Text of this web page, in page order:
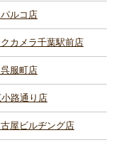
ルコ店
カメラ千葉駅前店
服町店
路通り店
屋ビルヂング店